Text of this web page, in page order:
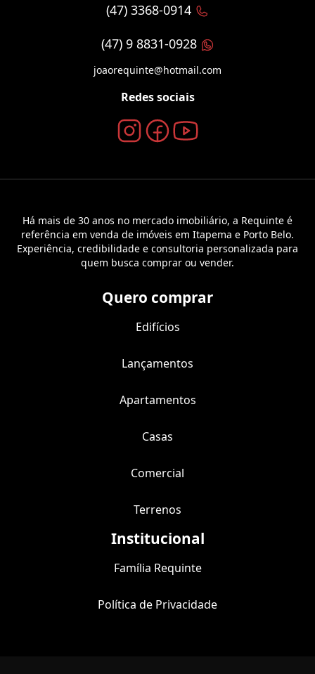
(47) 3368-0914
(47) 9 8831-0928
joaorequinte@hotmail.com
Redes sociais
Há mais de 30 anos no mercado imobiliário, a Requinte é
referência em venda de imóveis em Itapema e Porto Belo.
Experiência, credibilidade e consultoria personalizada para
quem busca comprar ou vender.
Quero comprar
Edifícios
Lançamentos
Apartamentos
Casas
Comercial
Terrenos
Institucional
Família Requinte
Política de Privacidade